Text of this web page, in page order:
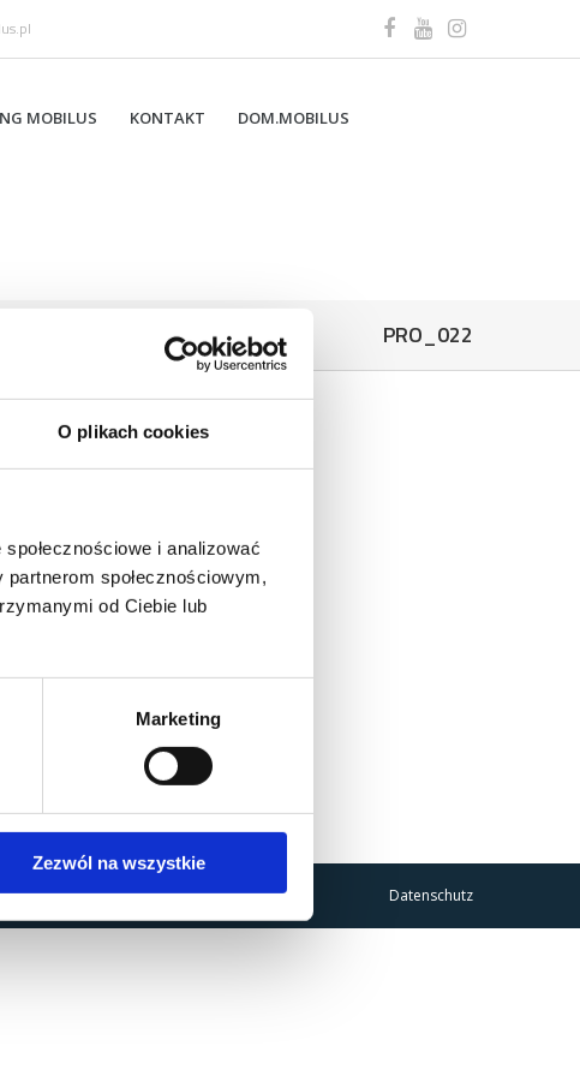
O plikach cookies
i analizować
społecznościowym,
od Ciebie lub
Marketing
Zezwól na wszystkie
MOBILUS KONTAKT DOM.MOBILUS
PRO_022
Datenschutz